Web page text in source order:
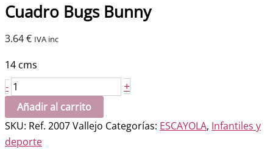
Cuadro Bugs Bunny
3.64€ IVA inc
14 cms
- Cuadro
Bugs
Bunny
cantidad
+
Añadir al carrito
SKU: Ref. 2007 Vallejo Categorías: ESCAYOLA, Infantiles y
deporte